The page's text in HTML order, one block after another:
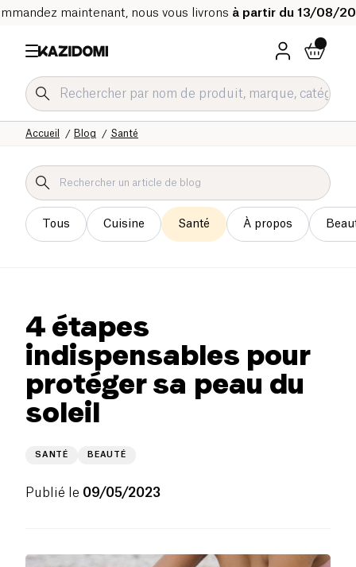
maintenant, nous vous livrons à partir du 13/08/
Santé
Blog
Accueil
Tous Cuisine Santé À propos
4 étapes
indispensables pour
protéger sa peau du
soleil
SANTÉ BEAUTÉ
Publié le 09/05/2023